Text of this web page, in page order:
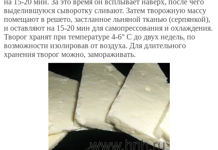
выделившуюся сыворотку сливают. Затем творожную массу
помещают в решето, застланное льняной тканью (серпянкой),
и оставляют на 15-20 мин для самопрессования и охлаждения.
Творог хранят при температуре 4-6° С до двух недель, по
возможности изолировав от воздуха. Для длительного
хранения творог можно, замораживать.